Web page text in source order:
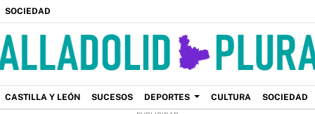
SOCIEDAD
CASTILLA Y LEÓN SUCESOS DEPORTES CULTURA SOCIEDAD